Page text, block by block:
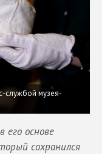
службой музея-
основе
сохранился